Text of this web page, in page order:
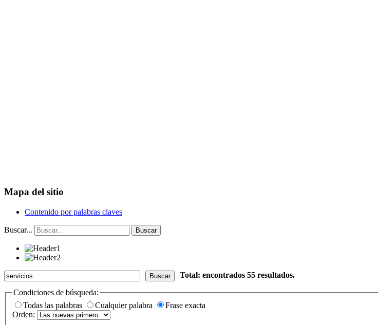
Mapa del sitio
Contenido por palabras claves
Buscar... Buscar
Buscar Total: encontrados 55 resultados.
Condiciones de búsqueda:
Todas las palabras
Cualquier palabra
Frase exacta
Orden: